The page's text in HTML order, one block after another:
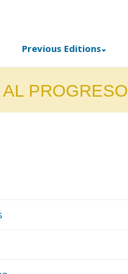
Previous Editions
PROGRESO
pasadas